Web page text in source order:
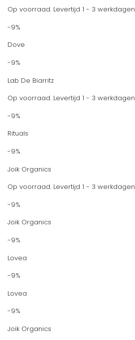
Op voorraad. Levertijd 1 - 3 werkdagen
-9%
Dove
-9%
Lab De Biarritz
Op voorraad. Levertijd 1 - 3 werkdagen
-9%
Rituals
-9%
Joik Organics
Op voorraad. Levertijd 1 - 3 werkdagen
-9%
Joik Organics
-9%
Lovea
-9%
Lovea
-9%
Joik Organics